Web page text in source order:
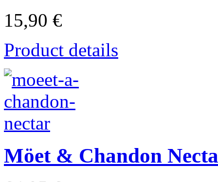
15,90 €
Product details
Möet & Chandon